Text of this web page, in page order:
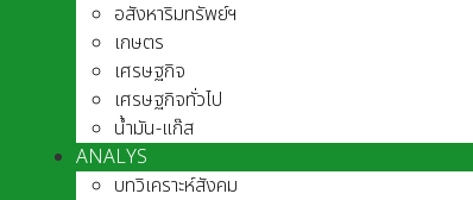
อสังหาริมทรัพย์ฯ
เกษตร
เศรษฐกิจ
เศรษฐกิจทั่วไป
น้ำมัน-แก๊ส
ANALYS
บทวิเคราะห์สังคม